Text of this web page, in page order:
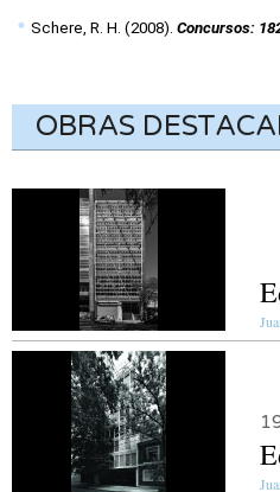
Schere, R. H. (2008). Concursos:
OBRAS